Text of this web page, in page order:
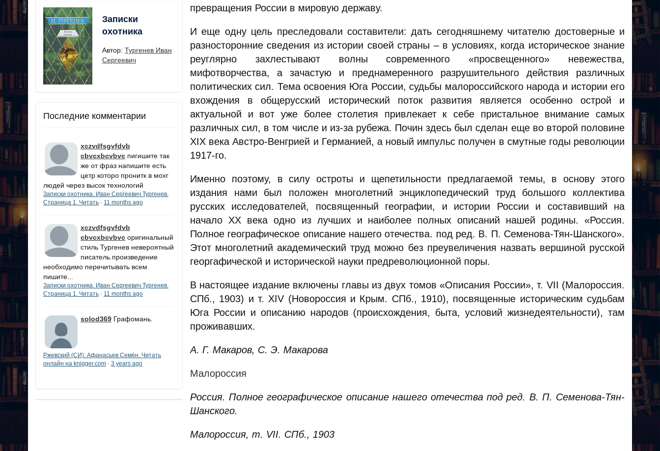
Записки
охотника
Автор: Тургенев Иван
Сергеевич
Последние комментарии
xczvdfsgvfdvb
cbvcxbcvbvc пигишите так
же от фраз напишите есть
цетр которо пронитк в мохг
людей через высок технологий
Записки охотника. Иван Сергеевич Тургенев.
Страница 1. Читать · 11 months ago
xczvdfsgvfdvb
cbvcxbcvbvc оригинальный
стиль Тургенев невероятный
писатель.произведение
необходимо перечитывать всем
пишите...
Записки охотника. Иван Сергеевич Тургенев.
Страница 1. Читать · 11 months ago
solod369 Графомань.
Ржевский (СИ). Афанасьев Семён. Читать
онлайн на knigger.com · 3 years ago
превращения России в мировую державу.
И еще одну цель преследовали составители: дать сегодняшнему читателю достоверные и
разносторонние сведения из истории своей страны – в условиях, когда историческое знание
реуглярно захлестывают волны современного «просвещенного» невежества,
мифотворчества, а зачастую и преднамеренного разрушительного действия различных
политических сил. Тема освоения Юга России, судьбы малороссийского народа и истории его
вхождения в общерусский исторический поток развития является особенно острой и
актуальной и вот уже более столетия привлекает к себе пристальное внимание самых
различных сил, в том числе и из-за рубежа. Почин здесь был сделан еще во второй половине
XIX века Австро-Венгрией и Германией, а новый импульс получен в смутные годы революции
1917-го.
Именно поэтому, в силу остроты и щепетильности предлагаемой темы, в основу этого
издания нами был положен многолетний энциклопедический труд большого коллектива
русских исследователей, посвященный географии, и истории России и составивший на
начало XX века одно из лучших и наиболее полных описаний нашей родины. «Россия.
Полное географическое описание нашего отечества. под ред. В. П. Семенова-Тян-Шанского».
Этот многолетний академический труд можно без преувеличения назвать вершиной русской
георгафической и исторической науки предреволюционной поры.
В настоящее издание включены главы из двух томов «Описания России», т. VII (Малороссия.
СПб., 1903) и т. XIV (Новороссия и Крым. СПб., 1910), посвященные историческим судьбам
Юга России и описанию народов (происхождения, быта, условий жизнедеятельности), там
проживавших.
А. Г. Макаров, С. Э. Макарова
Малороссия
Россия. Полное географическое описание нашего отечества под ред. В. П. Семенова-Тян-
Шанского.
Малороссия, т. VII. СПб., 1903